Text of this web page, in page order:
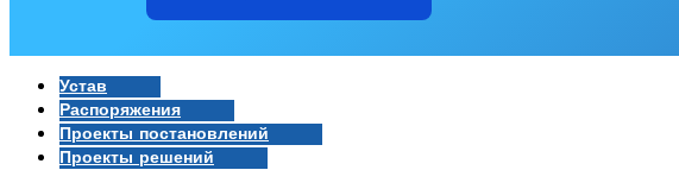
Устав
Распоряжения
Проекты постановлений
Проекты решений